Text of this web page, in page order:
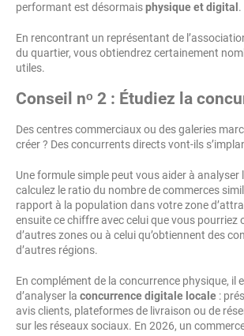
performant est désormaisphysique et digital .
En rencontrant un représentant de
du quartier, vous obtiendrez certainement
utiles.
Conseil nᵒ 2 : Étudiez la
Des centres commerciaux ou des galeries
créer ? Des concurrents directs vont-ils
Une formule simple peut vous aider à analyser
calculez le ratio du nombre de commerces
rapport à la population dans votre zone
ensuite ce chiffre avec celui que vous pourriez
d’autres zones ou à celui qu’obtiennent des
d’autres régions.
En complément de la concurrence physique, il
d’analyser la concurrence digitale locale :
avis clients, plateformes de livraison ou de
sur les réseaux sociaux. En 2026, un